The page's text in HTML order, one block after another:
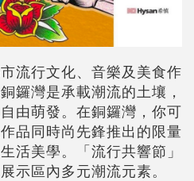
流行文化、音樂及美食作
鑼灣是承載潮流的土壤，
由萌發。在銅鑼灣，你可
品同時尚先鋒推出的限量
活美學。「流行共響節」
示區內多元潮流元素。